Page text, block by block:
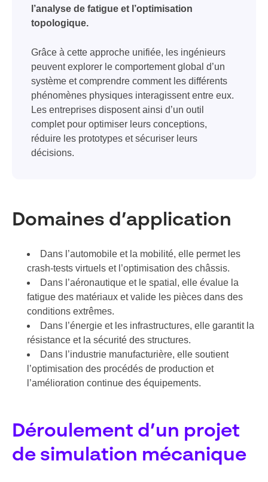
l’analyse de fatigue et l’optimisation
topologique.
Grâce à cette approche unifiée, les ingénieurs
peuvent explorer le comportement global d’un
système et comprendre comment les différents
phénomènes physiques interagissent entre eux.
Les entreprises disposent ainsi d’un outil
complet pour optimiser leurs conceptions,
réduire les prototypes et sécuriser leurs
décisions.
Domaines d’application
Dans l’automobile et la mobilité, elle permet les
crash-tests virtuels et l’optimisation des châssis.
Dans l’aéronautique et le spatial, elle évalue la
fatigue des matériaux et valide les pièces dans des
conditions extrêmes.
Dans l’énergie et les infrastructures, elle garantit la
résistance et la sécurité des structures.
Dans l’industrie manufacturière, elle soutient
l’optimisation des procédés de production et
l’amélioration continue des équipements.
Déroulement d’un projet
de simulation mécanique